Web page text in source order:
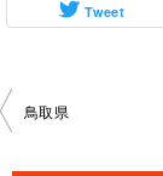
Tweet
投
鳥取県